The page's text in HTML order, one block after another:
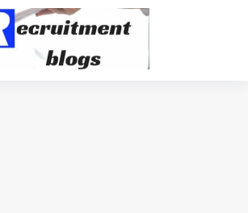
DIRECT, f08c47fec0942fa0